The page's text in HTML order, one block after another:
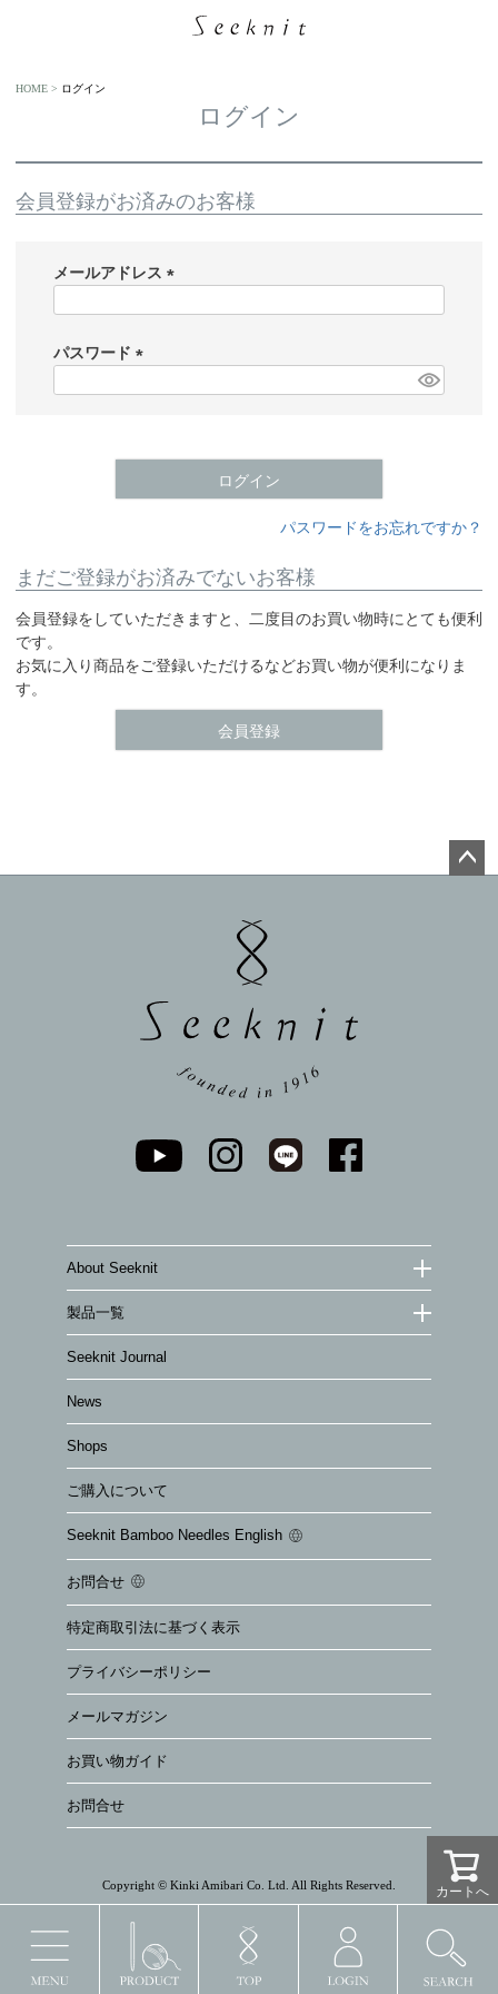
HOME ログイン
ログイン
会員登録がお済みのお客様
メールアドレス
)
パスワード
ログイン
パスワードをお忘れですか？
まだご登録がお済みでないお客様
会員登録をしていただきますと、二度目のお買い物時にとても便利
です。
お気に入り商品をご登録いただけるなどお買い物が便利になりま
す。
会員登録
About Seeknit
製品一覧
Seeknit Journal
News
Shops
ご購入について
Seeknit Bamboo Needles English
お問合せ
特定商取引法に基づく表示
プライバシーポリシー
メールマガジン
お買い物ガイド
お問合せ
Copyright © Kinki Amibari Co. Ltd. All Rights Reserved. カートへ